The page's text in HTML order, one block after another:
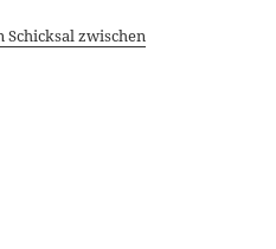
Schicksal zwischen